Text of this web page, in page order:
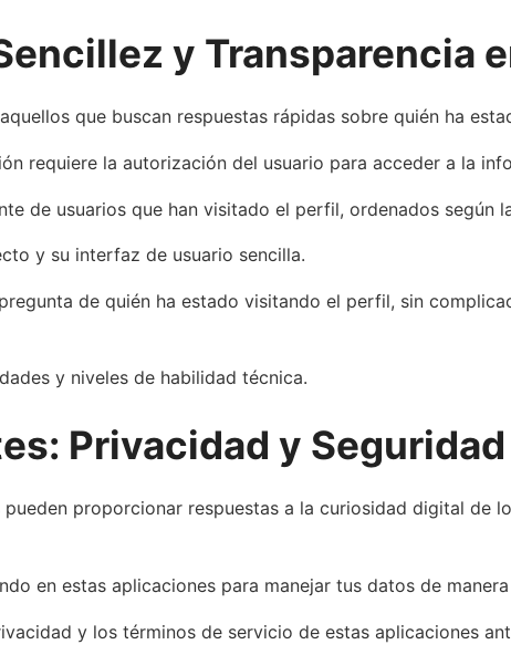
y Transparencia
que buscan respuestas rápidas sobre quién ha
requiere la autorización del usuario para acceder a la
de usuarios que han visitado el perfil, ordenados según
y su interfaz de usuario sencilla.
de quién ha estado visitando el perfil, sin
y niveles de habilidad técnica.
Privacidad y Seguridad
proporcionar respuestas a la curiosidad digital de
en estas aplicaciones para manejar tus datos de
y los términos de servicio de estas aplicaciones